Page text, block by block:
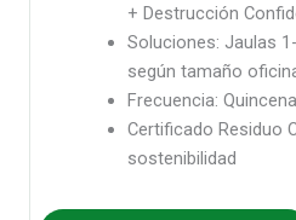
+ Destrucción
Soluciones: Jaulas
según tamaño
Frecuencia:
Certificado Residuo
sostenibilidad